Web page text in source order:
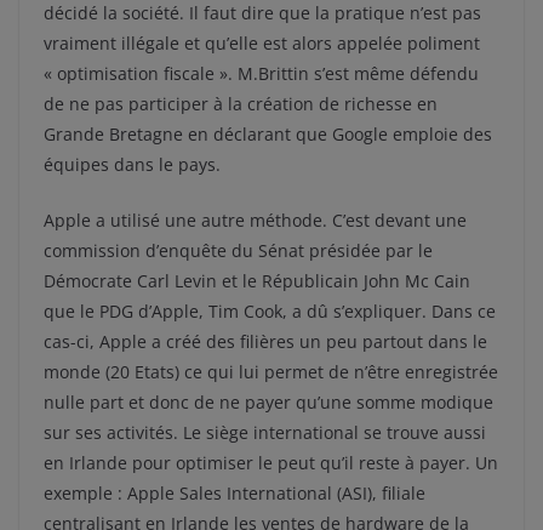
décidé la société. Il faut dire que la pratique n’est pas
vraiment illégale et qu’elle est alors appelée poliment
« optimisation fiscale ». M.Brittin s’est même défendu
de ne pas participer à la création de richesse en
Grande Bretagne en déclarant que Google emploie des
équipes dans le pays.
Apple a utilisé une autre méthode. C’est devant une
commission d’enquête du Sénat présidée par le
Démocrate Carl Levin et le Républicain John Mc Cain
que le PDG d’Apple, Tim Cook, a dû s’expliquer. Dans ce
cas-ci, Apple a créé des filières un peu partout dans le
monde (20 Etats) ce qui lui permet de n’être enregistrée
nulle part et donc de ne payer qu’une somme modique
sur ses activités. Le siège international se trouve aussi
en Irlande pour optimiser le peut qu’il reste à payer. Un
exemple : Apple Sales International (ASI), filiale
centralisant en Irlande les ventes de hardware de la